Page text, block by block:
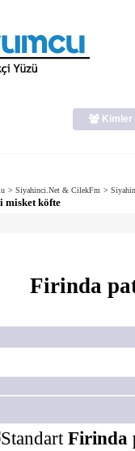
Kimler
> Siyahinci.Net & CilekFm >
misket köfte
Firinda
Firinda